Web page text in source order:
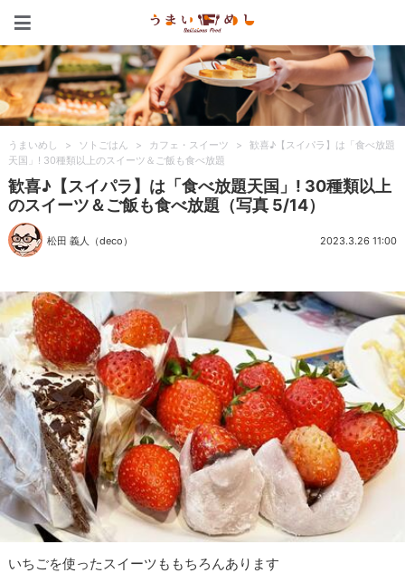
うまいめし > ソトごはん > カフェ・スイーツ >
歓喜♪【スイパラ】は「食べ放題
天国」! 30種類以上のスイーツ＆ご飯も食べ放題
歓喜♪【スイパラ】は「食べ放題天国」! 30種類以上
のスイーツ＆ご飯も食べ放題（写真 5/14）
松田 義人（deco） 2023.3.26 11:00
いちごを使ったスイーツももちろんあります